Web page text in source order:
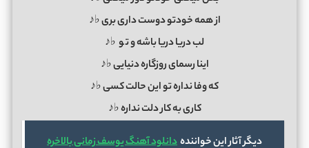
از همه خودتو دوست داری بری ♭♪
لب دریا دریا باشه و تو ♭♪
اینا رسمای روزگاره دنیایی ♭♪
که وفا نداره تو این حالت کسی ♭♪
کاری به کار دلت نداره ♭♪
دیگر آثار این خوانندهدانلود آهنگ یوسف زمانی بالاخره